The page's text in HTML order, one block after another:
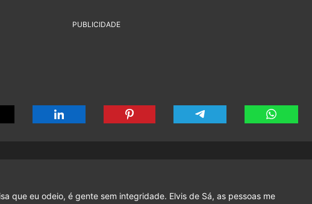
PUBLICIDADE
que eu odeio, é gente sem integridade. Elvis de Sá, as pessoas me